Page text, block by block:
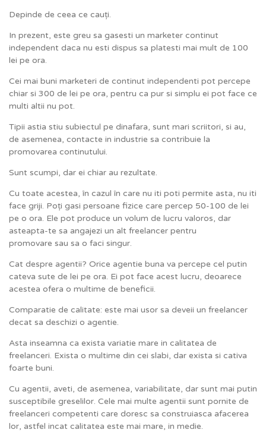
Depinde de ceea ce cauți.
In prezent, este greu sa gasesti un marketer continut
independent daca nu esti dispus sa platesti mai mult de 100
lei pe ora.
Cei mai buni marketeri de continut independenti pot percepe
chiar si 300 de lei pe ora, pentru ca pur si simplu ei pot face ce
multi altii nu pot.
Tipii astia stiu subiectul pe dinafara, sunt mari scriitori, si au,
de asemenea, contacte in industrie sa contribuie la
promovarea continutului.
Sunt scumpi, dar ei chiar au rezultate.
Cu toate acestea, în cazul în care nu iti poti permite asta, nu iti
face griji. Poți gasi persoane fizice care percep 50-100 de lei
pe o ora. Ele pot produce un volum de lucru valoros, dar
asteapta-te sa angajezi un alt freelancer pentru
promovare sau sa o faci singur.
Cat despre agentii? Orice agentie buna va percepe cel putin
cateva sute de lei pe ora. Ei pot face acest lucru, deoarece
acestea ofera o multime de beneficii.
Comparatie de calitate: este mai usor sa deveii un freelancer
decat sa deschizi o agentie.
Asta inseamna ca exista variatie mare in calitatea de
freelanceri. Exista o multime din cei slabi, dar exista si cativa
foarte buni.
Cu agentii, aveti, de asemenea, variabilitate, dar sunt mai putin
susceptibile greselilor. Cele mai multe agentii sunt pornite de
freelanceri competenti care doresc sa construiasca afacerea
lor, astfel incat calitatea este mai mare, in medie.